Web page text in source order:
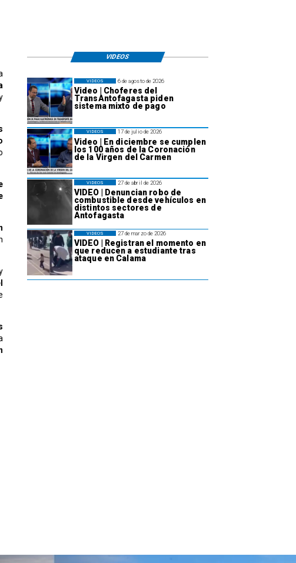
VIDEOS
6 de agosto de 2026
Video | Choferes del
TransAntofagasta piden
sistema mixto de pago
VIDEOS
17 de julio de 2026
Video | En diciembre se cumplen
los 100 años de la Coronación
de la Virgen del Carmen
VIDEOS
27 de abril de 2026
VIDEO | Denuncian robo de
combustible desde vehículos en
distintos sectores de
Antofagasta
VIDEOS
27 de marzo de 2026
VIDEO | Registran el momento en
que reducen a estudiante tras
ataque en Calama
VIDEOS